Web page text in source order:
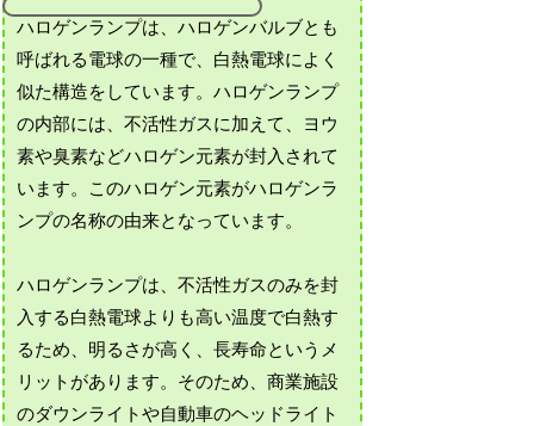
ハロゲンランプは、ハロゲンバルブとも
呼ばれる電球の一種で、白熱電球によく
似た構造をしています。ハロゲンランプ
の内部には、不活性ガスに加えて、ヨウ
素や臭素などハロゲン元素が封入されて
います。このハロゲン元素がハロゲンラ
ンプの名称の由来となっています。
ハロゲンランプは、不活性ガスのみを封
入する白熱電球よりも高い温度で白熱す
るため、明るさが高く、長寿命というメ
リットがあります。そのため、商業施設
のダウンライトや自動車のヘッドライト